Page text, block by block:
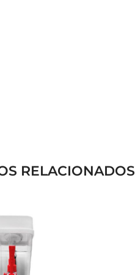
RELACIONADOS